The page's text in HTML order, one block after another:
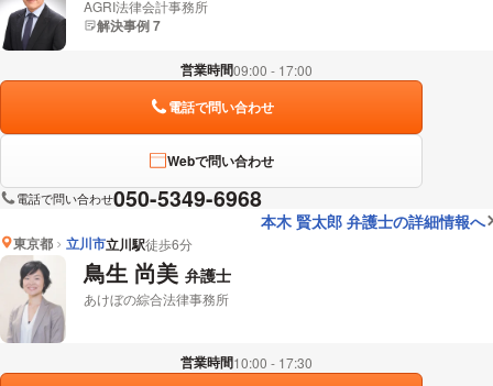
AGRI法律会計事務所
解決事例 7
営業時間09:00 - 17:00
電話で問い合わせ
Webで問い合わせ
電話で問い合わせ050-5349-6968
本木 賢太郎 弁護士の詳細情報へ
東京都 立川市立川駅徒歩6分
鳥生 尚美 弁護士
あけぼの綜合法律事務所
営業時間10:00 - 17:30